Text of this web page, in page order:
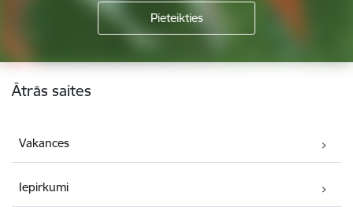
Kājene
Ātrās saites
Vakances
Iepirkumi